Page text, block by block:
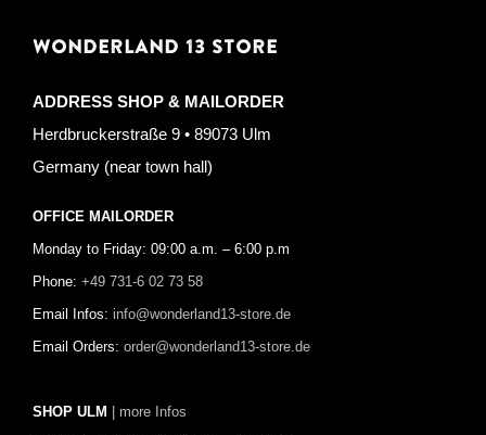
WONDERLAND 13 STORE
ADDRESS SHOP & MAILORDER
Herdbruckerstraße 9 • 89073 Ulm
Germany (near town hall)
OFFICE MAILORDER
Monday to Friday: 09:00 a.m. – 6:00 p.m
Phone: +49 731-6 02 73 58
Email Infos: info@wonderland13-store.de
Email Orders: order@wonderland13-store.de
SHOP ULM | more Infos